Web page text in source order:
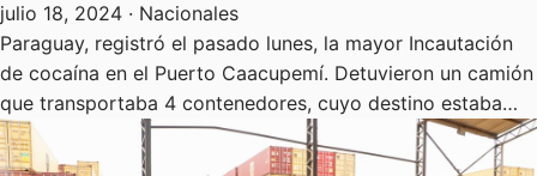
julio 18, 2024 · Nacionales
Paraguay, registró el pasado lunes, la mayor Incautación
de cocaína en el Puerto Caacupemí. Detuvieron un camión
que transportaba 4 contenedores, cuyo destino estaba…